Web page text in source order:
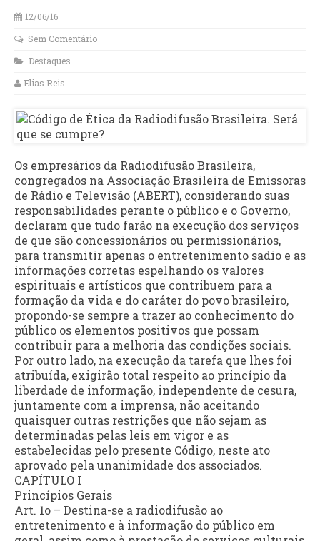
12/06/16
Sem Comentário
Destaques
Elias Reis
Os empresários da Radiodifusão Brasileira,
congregados na Associação Brasileira de Emissoras
de Rádio e Televisão (ABERT), considerando suas
responsabilidades perante o público e o Governo,
declaram que tudo farão na execução dos serviços
de que são concessionários ou permissionários,
para transmitir apenas o entretenimento sadio e as
informações corretas espelhando os valores
espirituais e artísticos que contribuem para a
formação da vida e do caráter do povo brasileiro,
propondo-se sempre a trazer ao conhecimento do
público os elementos positivos que possam
contribuir para a melhoria das condições sociais.
Por outro lado, na execução da tarefa que lhes foi
atribuída, exigirão total respeito ao princípio da
liberdade de informação, independente de cesura,
juntamente com a imprensa, não aceitando
quaisquer outras restrições que não sejam as
determinadas pelas leis em vigor e as
estabelecidas pelo presente Código, neste ato
aprovado pela unanimidade dos associados.
CAPÍTULO I
Princípios Gerais
Art. 1o – Destina-se a radiodifusão ao
entretenimento e à informação do público em